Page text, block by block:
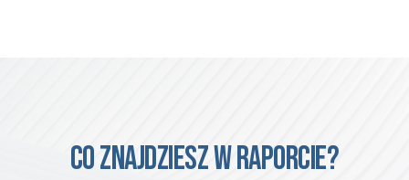
CO ZNAJDZIESZ W RAPORCIE?